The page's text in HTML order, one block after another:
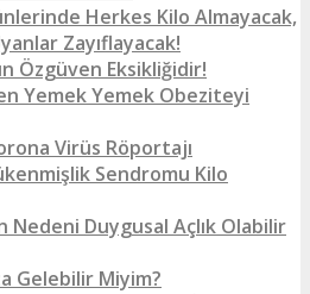
Herkes Kilo Almayacak,
Zayıflayacak!
Özgüven Eksikliğidir!
Yemek Yemek Obeziteyi
Virüs Röportajı
Sendromu Kilo
Nedeni Duygusal Açlık Olabilir
Gelebilir Miyim?